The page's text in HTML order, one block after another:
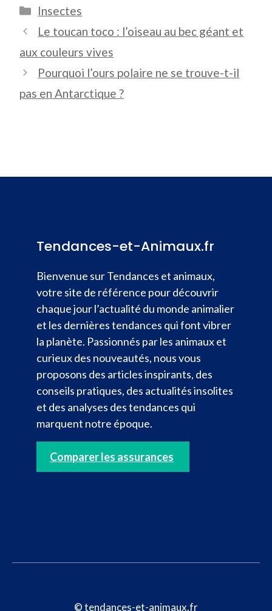
Catégories
Insectes
Le toucan toco : l’oiseau au bec géant et
aux couleurs vives
Pourquoi l’ours polaire ne se trouve-t-il
pas en Antarctique ?
Tendances-et-Animaux.fr
Bienvenue sur Tendances et animaux,
votre site de référence pour découvrir
chaque jour l’actualité du monde animalier
et les dernières tendances qui font vibrer
la planète. Passionnés par les animaux et
curieux des nouveautés, nous vous
proposons des articles inspirants, des
conseils pratiques, des actualités insolites
et des analyses des tendances qui
marquent notre époque.
Comparer les assurances
© tendances-et-animaux.fr